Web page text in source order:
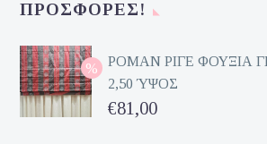
ΠΡΟΣΦΟΡΈΣ!
ΡΟΜΑΝ ΡΙΓΕ ΦΟΥΞΙΑ
2,50 ΎΨΟΣ
Original
€81,00